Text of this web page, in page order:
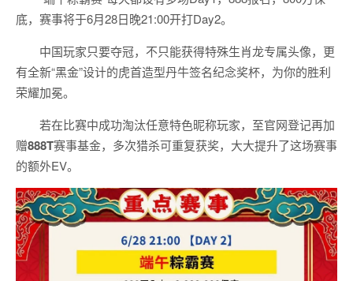
底，赛事将于6月28日晚21:00开打Day2。
中国玩家只要夺冠，不只能获得特殊生肖龙专属头像，更
有全新“黑金”设计的虎首造型丹牛签名纪念奖杯，为你的胜利
荣耀加冕。
若在比赛中成功淘汰任意特色昵称玩家，至官网登记再加
赠888T赛事基金，多次猎杀可重复获奖，大大提升了这场赛事
的额外EV。